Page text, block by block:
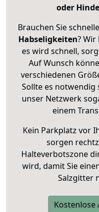
oder
Brauchen Sie
Habseligkeiten?
es wird schnell,
Auf Wunsch
verschiedenen
Sollte es notwendig
unser Netzwerk
einem
Kein Parkplatz vor
sorgen
Halteverbotszone
wird, damit Sie
Salzgitter
Kostenlose